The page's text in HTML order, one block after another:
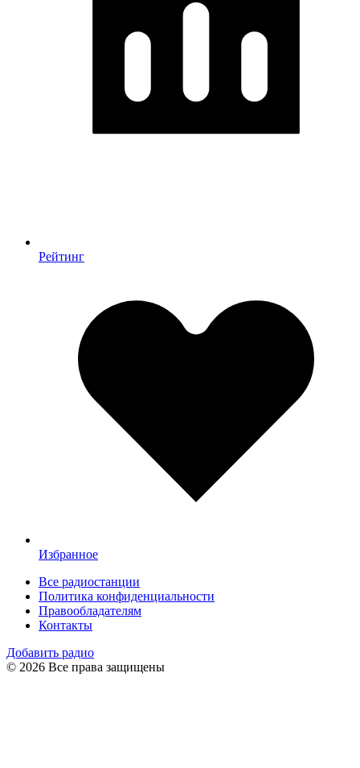
Рейтинг
Избранное
Все радиостанции
Политика конфиденциальности
Правообладателям
Контакты
Добавить радио
© 2026 Все права защищены